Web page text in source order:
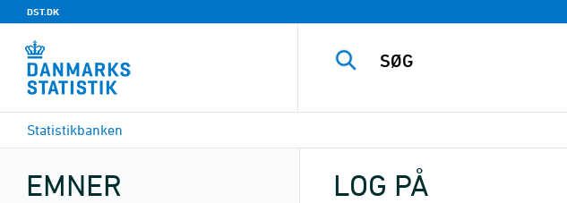
DST.DK
Statistikbanken
EMNER LOG PÅ